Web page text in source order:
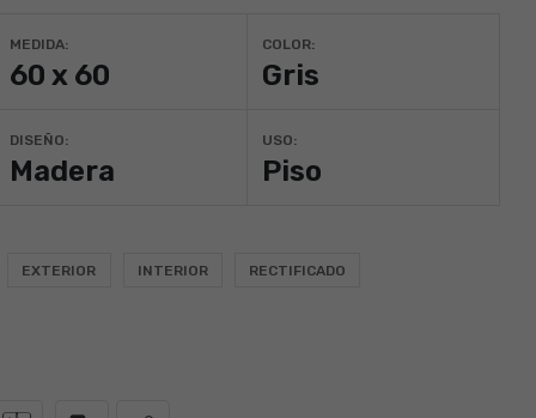
MEDIDA:
60 x 60
COLOR:
Gris
DISEÑO:
Madera
USO:
Piso
EXTERIOR INTERIOR RECTIFICADO